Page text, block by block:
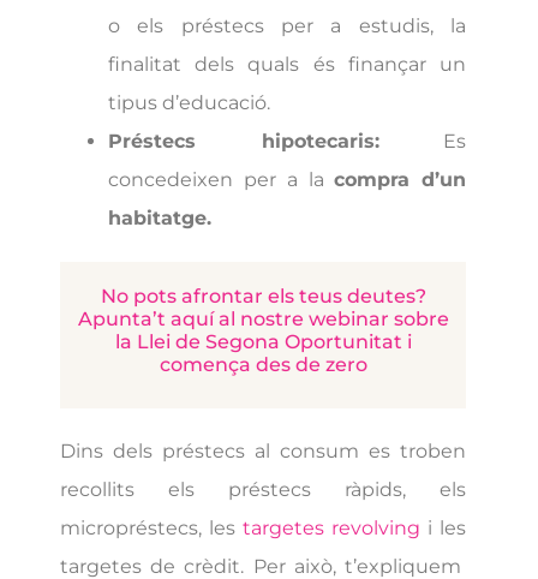
o els préstecs per a estudis, la
finalitat dels quals és finançar un
tipus d’educació.
Préstecs hipotecaris:Es
concedeixen per a lacompra d’un
habitatge.
No pots afrontar els teus deutes?
Apunta’t aquí al nostre webinar sobre
la Llei de Segona Oportunitat i
comença des de zero
Dins dels préstecs al consum es troben
recollits els préstecs ràpids, els
micropréstecs, lestargetes revolving i les
targetes de crèdit. Per això, t’expliquem